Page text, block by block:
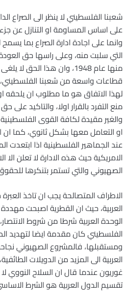
شعبنا الفلسطيني لا ينظر الى الصراع
على اساس المساومة او التنازل عن
وانما على اجادة ادارة الصراع بما
التي سلبت منه، وعلى راسها حق
منها عام 1948، وان هذا الحق
قطاعات واسعة من شعبنا
لهذا الاتفاق هو ما مطلوب ان يلحقه
منع التفرد بالقرار اولا، والتاكيد على
والغير مقيدة لكافة القوى
او التعامل معها بشكل ثانوي، كما ان
عند الجماهير الفلسطينية اذا ابتعدت
الامريكية حيث هذه الادارة لا تعلن الا
الصهيوني والتي تستمر بتنكرها
الاطراف المتصالحة يجب ان تاخذ
العربية، حيث ان القطرية اصبحت
الوحدة العربية شرطا من شروط
الفلسطيني كان مقدمة ايضا لتهديد
ومستقبلها، فالمشروع الصهيوني
العربية الى المزيد من الدويلات
غوريون عندما قال ان السلاح النووي
تقسيم الدول العربية هو الشرط